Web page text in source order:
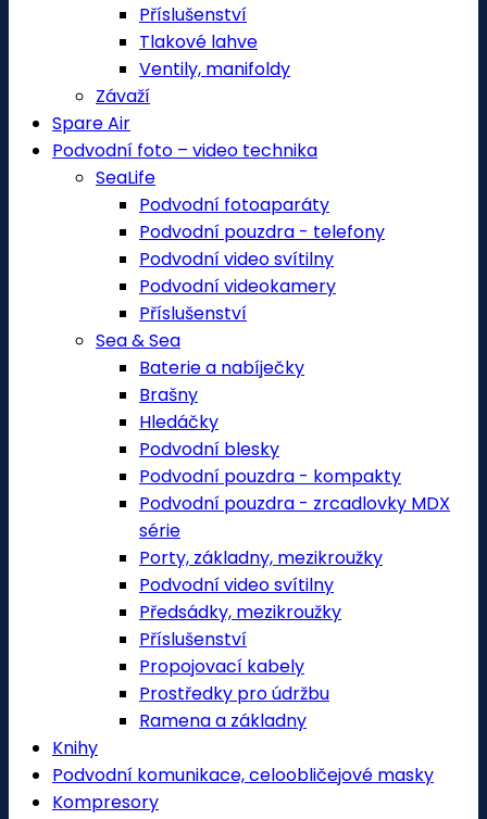
Příslušenství
Tlakové lahve
Ventily, manifoldy
Závaží
Spare Air
Podvodní foto – video technika
SeaLife
Podvodní fotoaparáty
Podvodní pouzdra - telefony
Podvodní video svítilny
Podvodní videokamery
Příslušenství
Sea & Sea
Baterie a nabíječky
Brašny
Hledáčky
Podvodní blesky
Podvodní pouzdra - kompakty
Podvodní pouzdra - zrcadlovky MDX
série
Porty, základny, mezikroužky
Podvodní video svítilny
Předsádky, mezikroužky
Příslušenství
Propojovací kabely
Prostředky pro údržbu
Ramena a základny
Knihy
Podvodní komunikace, celoobličejové masky
Kompresory